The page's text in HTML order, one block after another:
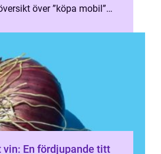
över ”köpa mobil”
vin: En fördjupande titt